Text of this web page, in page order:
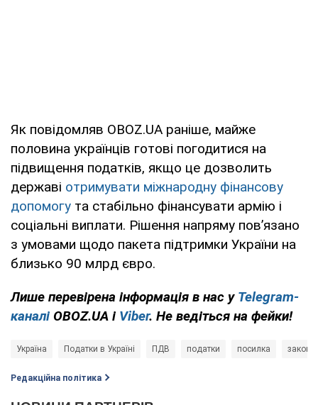
Як повідомляв OBOZ.UA раніше, майже
половина українців готові погодитися на
підвищення податків, якщо це дозволить
державі отримувати міжнародну фінансову
допомогу та стабільно фінансувати армію і
соціальні виплати. Рішення напряму пов’язано
з умовами щодо пакета підтримки України на
близько 90 млрд євро.
Лише перевірена інформація в нас у Telegram-
каналі OBOZ.UA і Viber. Не ведіться на фейки!
Україна Податки в Україні ПДВ податки посилка
Редакційна політика